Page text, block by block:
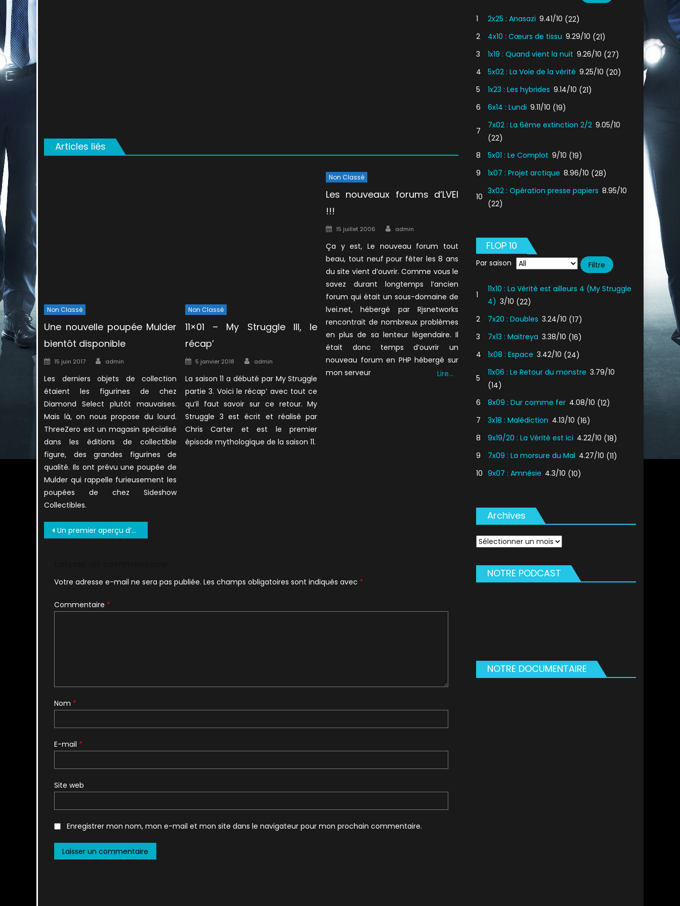
Articles liés
Non Classé
Une nouvelle poupée Mulder
bientôt disponible
Posted
15 juin 2017 Author
admin
Les derniers objets de collection
étaient les figurines de chez
Diamond Select plutôt mauvaises.
Mais là, on nous propose du lourd.
ThreeZero est un magasin spécialisé
dans les éditions de collectible
figure, des grandes figurines de
qualité. Ils ont prévu une poupée de
Mulder qui rappelle furieusement les
poupées de chez Sideshow
Collectibles.
Non Classé
11×01 – My Struggle III, le
récap’
Posted
5 janvier 2018 Author
admin
La saison 11 a débuté par My Struggle
partie 3. Voici le récap’ avec tout ce
qu’il faut savoir sur ce retour. My
Struggle 3 est écrit et réalisé par
Chris Carter et est le premier
épisode mythologique de la saison 11.
Non Classé
Les nouveaux forums d’LVEI
!!!
Posted
15 juillet 2006 Author
admin
Ça y est, Le nouveau forum tout
beau, tout neuf pour fêter les 8 ans
du site vient d’ouvrir. Comme vous le
savez durant longtemps l’ancien
forum qui était un sous-domaine de
lvei.net, hébergé par Rjsnetworks
rencontrait de nombreux problèmes
en plus de sa lenteur légendaire. Il
était donc temps d’ouvrir un
nouveau forum en PHP hébergé sur
mon serveur
Lire…
Navigation
Un premier aperçu d’une scène, et premier ressenti ?
Votre adresse e-mail ne sera pas publiée. Les champs obligatoires sont indiqués avec *
Commentaire *
Nom *
E-mail *
Site web
Enregistrer mon nom, mon e-mail et mon site dans le navigateur pour mon prochain commentaire.
1 2x25 : Anasazi 9.41/10 (22)
2
4x10 : Cœurs de tissu 9.29/10 (21)
3
1x19 : Quand vient la nuit 9.26/10 (27)
4
5x02 : La Voie de la vérité 9.25/10 (20)
5
1x23 : Les hybrides 9.14/10 (21)
6
6x14 : Lundi 9.11/10 (19)
7
7x02 : La 6ème extinction 2/2 9.05/10
(22)
8
5x01 : Le Complot 9/10 (19)
9
1x07 : Projet arctique 8.96/10 (28)
10
3x02 : Opération presse papiers 8.95/10
(22)
FLOP 10
Par saison
1
11x10 : La Vérité est ailleurs 4 (My Struggle
4) 3/10 (22)
2
7x20 : Doubles 3.24/10 (17)
3
7x13 : Maitreya 3.38/10 (16)
4
1x08 : Espace 3.42/10 (24)
5
11x06 : Le Retour du monstre 3.79/10
(14)
6
8x09 : Dur comme fer 4.08/10 (12)
7
3x18 : Malédiction 4.13/10 (16)
8
9x19/20 : La Vérité est ici 4.22/10 (18)
9
7x09 : La morsure du Mal 4.27/10 (11)
10 9x07 : Amnésie 4.3/10 (10)
Archives
Archives
NOTRE PODCAST
NOTRE DOCUMENTAIRE